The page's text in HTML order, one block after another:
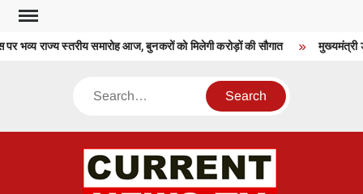
Skip
contentभव्य राज्य स्तरीय समारोह आज, बुनकरों को मिलेगी करोड़ों की सौगात मुख्यमंत्री
Search